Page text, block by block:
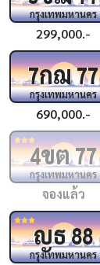
กรุงเทพมหานคร
299,000.-
7กฌ77
กรุงเทพมหานคร
690,000.-
4ขต77
กรุงเทพมหานคร
จองแล้ว
ญธ88
กรุงเทพมหานคร